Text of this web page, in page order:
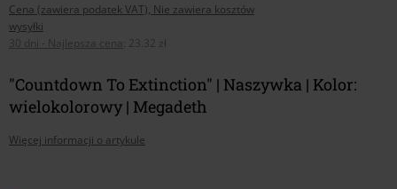
Cena (zawiera podatek VAT), Nie zawiera kosztów
wysyłki
30 dni - Najlepsza cena
23.32 zł
"Countdown To Extinction" | Naszywka | Kolor:
wielokolorowy | Megadeth
Więcej informacji o artykule